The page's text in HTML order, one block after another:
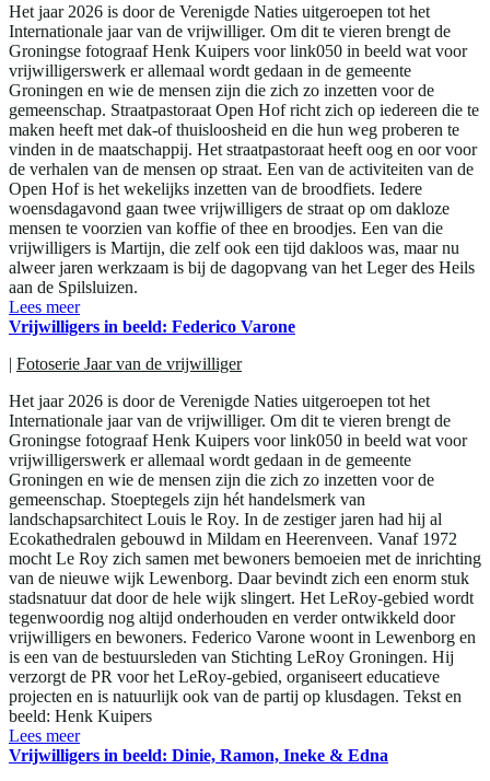
Het jaar 2026 is door de Verenigde Naties uitgeroepen tot het
Internationale jaar van de vrijwilliger. Om dit te vieren brengt de
Groningse fotograaf Henk Kuipers voor link050 in beeld wat voor
vrijwilligerswerk er allemaal wordt gedaan in de gemeente
Groningen en wie de mensen zijn die zich zo inzetten voor de
gemeenschap. Straatpastoraat Open Hof richt zich op iedereen die te
maken heeft met dak-of thuisloosheid en die hun weg proberen te
vinden in de maatschappij. Het straatpastoraat heeft oog en oor voor
de verhalen van de mensen op straat. Een van de activiteiten van de
Open Hof is het wekelijks inzetten van de broodfiets. Iedere
woensdagavond gaan twee vrijwilligers de straat op om dakloze
mensen te voorzien van koffie of thee en broodjes. Een van die
vrijwilligers is Martijn, die zelf ook een tijd dakloos was, maar nu
alweer jaren werkzaam is bij de dagopvang van het Leger des Heils
aan de Spilsluizen.
Lees meer
Vrijwilligers in beeld: Federico Varone
| Fotoserie Jaar van de vrijwilliger
Het jaar 2026 is door de Verenigde Naties uitgeroepen tot het
Internationale jaar van de vrijwilliger. Om dit te vieren brengt de
Groningse fotograaf Henk Kuipers voor link050 in beeld wat voor
vrijwilligerswerk er allemaal wordt gedaan in de gemeente
Groningen en wie de mensen zijn die zich zo inzetten voor de
gemeenschap. Stoeptegels zijn hét handelsmerk van
landschapsarchitect Louis le Roy. In de zestiger jaren had hij al
Ecokathedralen gebouwd in Mildam en Heerenveen. Vanaf 1972
mocht Le Roy zich samen met bewoners bemoeien met de inrichting
van de nieuwe wijk Lewenborg. Daar bevindt zich een enorm stuk
stadsnatuur dat door de hele wijk slingert. Het LeRoy-gebied wordt
tegenwoordig nog altijd onderhouden en verder ontwikkeld door
vrijwilligers en bewoners. Federico Varone woont in Lewenborg en
is een van de bestuursleden van Stichting LeRoy Groningen. Hij
verzorgt de PR voor het LeRoy-gebied, organiseert educatieve
projecten en is natuurlijk ook van de partij op klusdagen. Tekst en
beeld: Henk Kuipers
Lees meer
Vrijwilligers in beeld: Dinie, Ramon, Ineke & Edna